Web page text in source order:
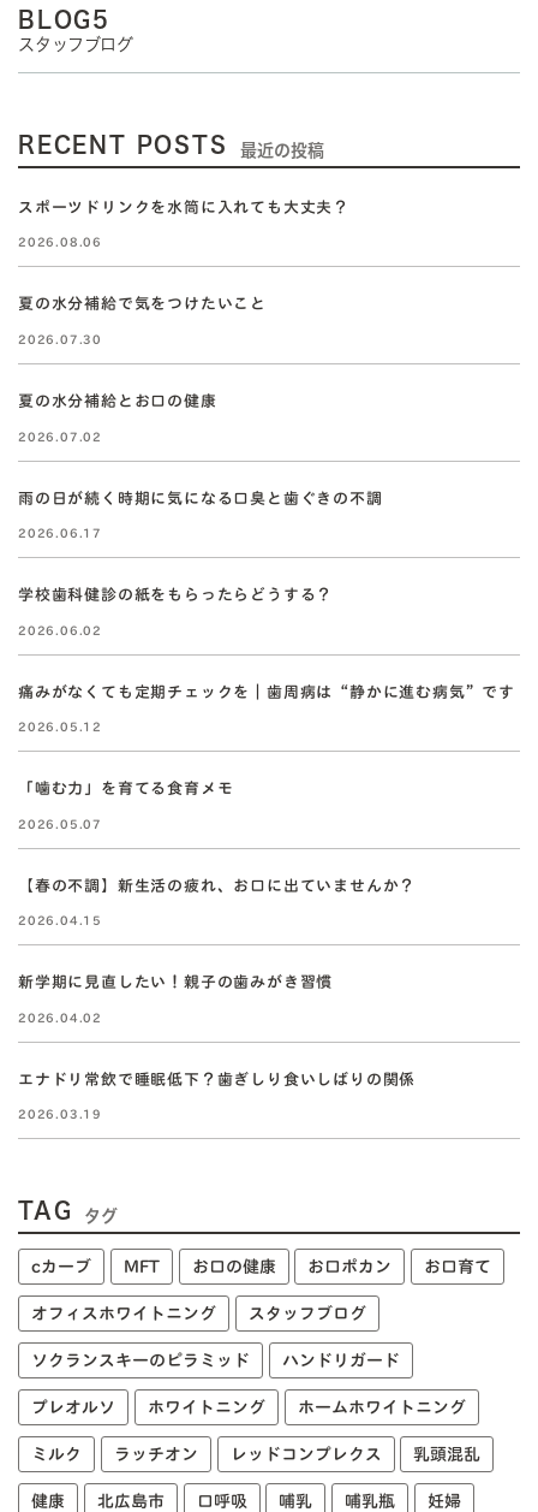
BLOG5
スタッフブログ
RECENT POSTS 最近の投稿
スポーツドリンクを水筒に入れても大丈夫？
2026.08.06
夏の水分補給で気をつけたいこと
2026.07.30
夏の水分補給とお口の健康
2026.07.02
雨の日が続く時期に気になる口臭と歯ぐきの不調
2026.06.17
学校歯科健診の紙をもらったらどうする？
2026.06.02
痛みがなくても定期チェックを｜歯周病は“静かに進む病気”です
2026.05.12
「噛む力」を育てる食育メモ
2026.05.07
【春の不調】新生活の疲れ、お口に出ていませんか？
2026.04.15
新学期に見直したい！親子の歯みがき習慣
2026.04.02
エナドリ常飲で睡眠低下？歯ぎしり食いしばりの関係
2026.03.19
TAG タグ
cカーブ MFT お口の健康 お口ポカン お口育て
オフィスホワイトニング スタッフブログ
ソクランスキーのピラミッド ハンドリガード
プレオルソ ホワイトニング ホームホワイトニング
ミルク ラッチオン レッドコンプレクス 乳頭混乱
健康 北広島市 口呼吸 哺乳 哺乳瓶 妊婦